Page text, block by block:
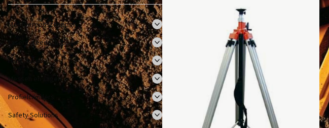
Meetgereedschappen
Lasergereedschappen
Hangsloten
Messen en zagen
Profielcilinders
Safety Solutions